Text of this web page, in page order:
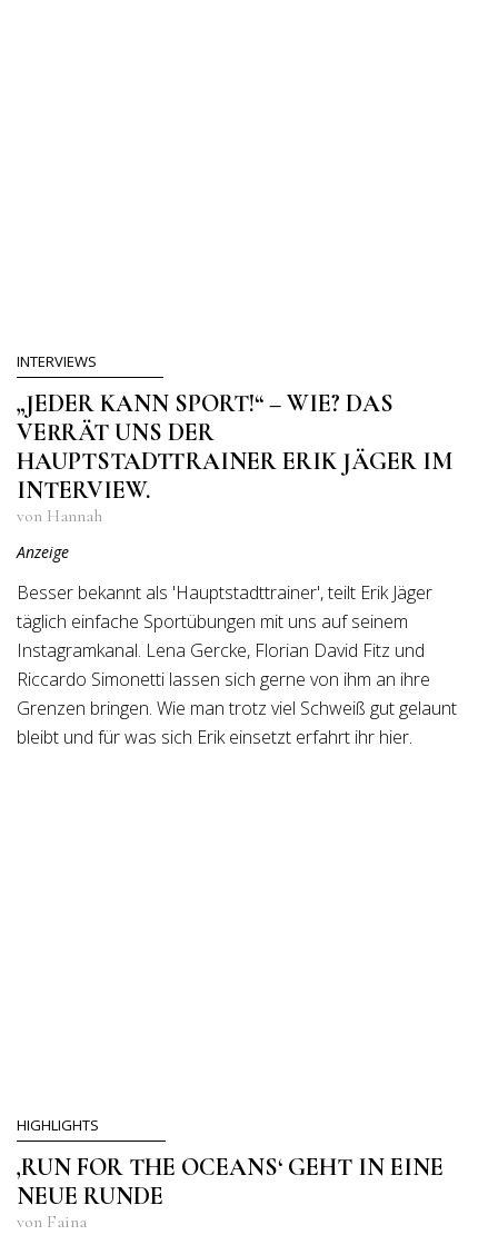
INTERVIEWS
„JEDER KANN SPORT!“ – WIE? DAS
VERRÄT UNS DER
HAUPTSTADTTRAINER ERIK JÄGER IM
INTERVIEW.
von Hannah
Anzeige
Besser bekannt als 'Hauptstadttrainer', teilt Erik Jäger
täglich einfache Sportübungen mit uns auf seinem
Instagramkanal. Lena Gercke, Florian David Fitz und
Riccardo Simonetti lassen sich gerne von ihm an ihre
Grenzen bringen. Wie man trotz viel Schweiß gut gelaunt
bleibt und für was sich Erik einsetzt erfahrt ihr hier.
HIGHLIGHTS
‚RUN FOR THE OCEANS‘ GEHT IN EINE
NEUE RUNDE
von Faina